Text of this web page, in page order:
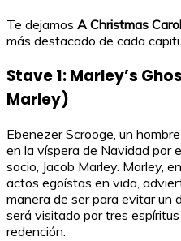
Te dejamos A Christmas
más destacado de cada
Stave 1: Marley’s
Marley)
Ebenezer Scrooge, un
en la víspera de Navidad por
socio, Jacob Marley. Marley,
actos egoístas en vida,
manera de ser para evitar un
será visitado por tres
redención.